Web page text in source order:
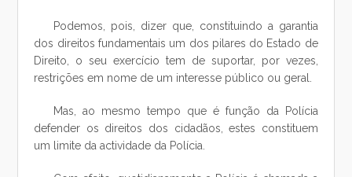
Podemos, pois, dizer que, constituindo a garantia
dos direitos fundamentais um dos pilares do Estado de
Direito, o seu exercício tem de suportar, por vezes,
restrições em nome de um interesse público ou geral.
Mas, ao mesmo tempo que é função da Polícia
defender os direitos dos cidadãos, estes constituem
um limite da actividade da Polícia.